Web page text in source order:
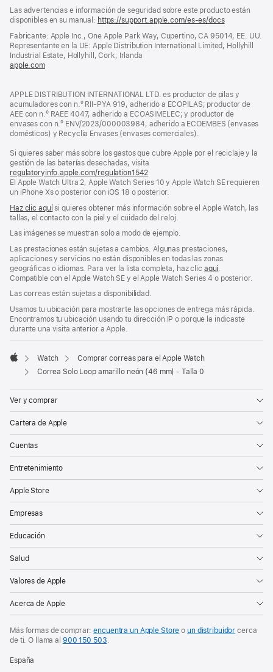
Las advertencias e información de seguridad sobre este producto están
disponibles en su manual: https://support.apple.com/es-es/docs(se
en
una
Fabricante: Apple Inc., One Apple Park Way, Cupertino, CA 95014, EE. UU.
Representante en la UE: Apple Distribution International Limited, Hollyhill
Industrial Estate, Hollyhill, Cork, Irlanda
apple.com(se
una
ventana
nueva)
APPLE DISTRIBUTION INTERNATIONAL LTD. es productor de pilas y
acumuladores con n.º RII-PYA 919, adherido a ECOPILAS; productor de
AEE con n.º RAEE 4047, adherido a ECOASIMELEC; y productor de
envases con n.º ENV/2023/000003984, adherido a ECOEMBES (envases
domésticos) y Recyclia Envases (envases comerciales).
Si quieres saber más sobre los gastos que cubre Apple por el reciclaje y la
gestión de las baterías desechadas, visita
regulatoryinfo.apple.com/regulation1542
abre
en
ventana
nueva)
El Apple Watch Ultra 2, Apple Watch Series 10 y Apple Watch SE requieren
un iPhone Xs o posterior con iOS 18 o posterior.
Haz clic aquísi quieres obtener más información sobre el Apple Watch, las
tallas, el contacto con la piel y el cuidado del reloj.
Las imágenes se muestran solo a modo de ejemplo.
Las prestaciones están sujetas a cambios. Algunas prestaciones,
aplicaciones y servicios no están disponibles en todas las zonas
geográficas o idiomas. Para ver la lista completa, haz clic aquí
Compatible con el Apple Watch SE y el Apple Watch Series 4 o posterior.
Las correas están sujetas a disponibilidad.
Usamos tu ubicación para mostrarte las opciones de entrega más rápida.
Encontramos tu ubicación usando tu dirección IP o porque la indicaste
durante una visita anterior a Apple.
Apple
Watch
Comprar correas para el Apple Watch
Correa Solo Loop amarillo neón (46 mm) - Talla 0
Ver y comprar
Cartera de Apple
Cuentas
Entretenimiento
Apple Store
Empresas
Educación
Salud
Valores de Apple
Acerca de Apple
Más formas de comprar:encuentra un Apple Store oun distribuidor cerca
de ti. O
llama al 900 150 503.
España